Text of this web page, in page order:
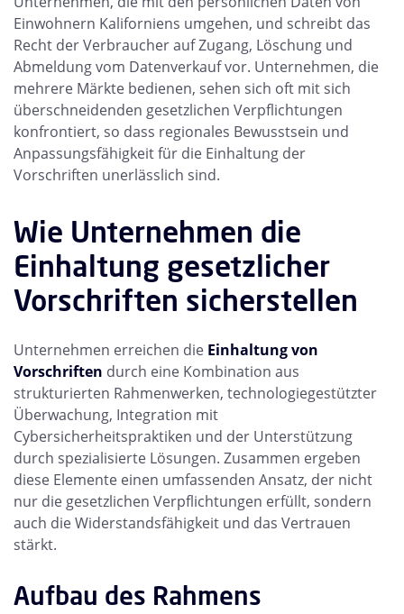
Einwohnern Kaliforniens umgehen, und schreibt das
Recht der Verbraucher auf Zugang, Löschung und
Abmeldung vom Datenverkauf vor. Unternehmen, die
mehrere Märkte bedienen, sehen sich oft mit sich
überschneidenden gesetzlichen Verpflichtungen
konfrontiert, so dass regionales Bewusstsein und
Anpassungsfähigkeit für die Einhaltung der
Vorschriften unerlässlich sind.
Wie Unternehmen die
Einhaltung gesetzlicher
Vorschriften sicherstellen
Unternehmen erreichen die Einhaltung von
Vorschriften durch eine Kombination aus
strukturierten Rahmenwerken, technologiegestützter
Überwachung, Integration mit
Cybersicherheitspraktiken und der Unterstützung
durch spezialisierte Lösungen. Zusammen ergeben
diese Elemente einen umfassenden Ansatz, der nicht
nur die gesetzlichen Verpflichtungen erfüllt, sondern
auch die Widerstandsfähigkeit und das Vertrauen
stärkt.
Aufbau des Rahmens